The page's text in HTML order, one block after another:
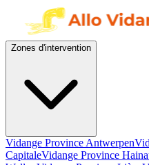
Zones d'intervention
Vidange Province Antwerpen
CapitaleVidange Province